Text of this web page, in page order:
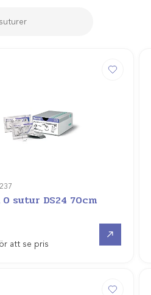
0 sutur DS24 70cm
att se pris